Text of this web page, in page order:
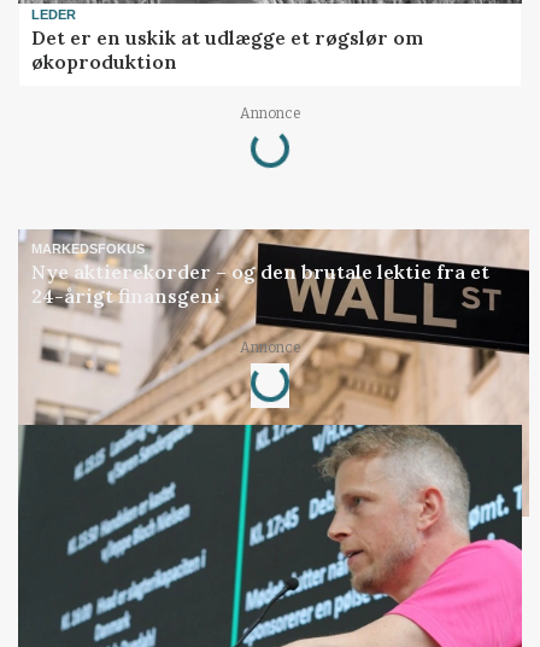
LEDER
Det er en uskik at udlægge et røgslør om
økoproduktion
Annonce
Loading...
MARKEDSFOKUS
Nye aktierekorder – og den brutale lektie fra et
24-årigt finansgeni
Annonce
Loading...